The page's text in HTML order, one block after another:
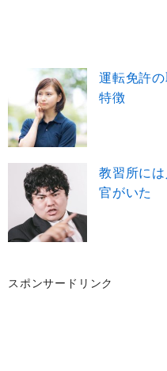
運転免許
特徴
教習所に
官がいた
スポンサードリンク